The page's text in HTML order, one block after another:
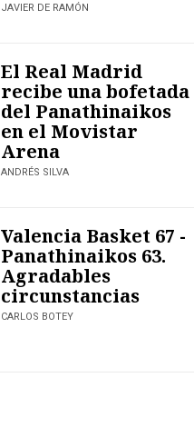
JAVIER DE RAMÓN​
El Real Madrid
recibe una bofetada
del Panathinaikos
en el Movistar
Arena
ANDRÉS SILVA
Valencia Basket 67 -
Panathinaikos 63.
Agradables
circunstancias
CARLOS BOTEY